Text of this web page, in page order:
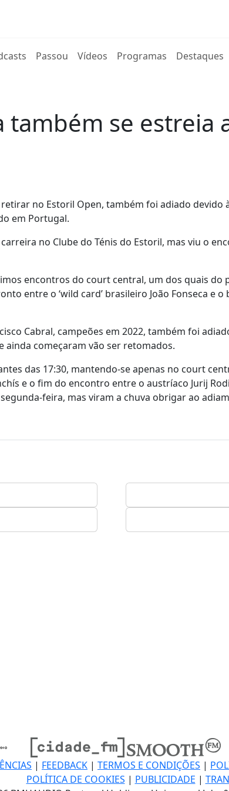
Passou Vídeos Programas Destaques
também se
no Estoril Open, também foi adiado devido
em Portugal.
no Clube do Ténis do Estoril, mas viu o
encontros do court central, um dos quais do
entre o ‘wild card’ brasileiro João Fonseca e o
Cabral, campeões em 2022, também foi
ainda começaram vão ser retomados.
das 17:30, mantendo-se apenas no court
e o fim do encontro entre o austríaco Jurij
feira, mas viram a chuva obrigar ao
| FEEDBACK | TERMOS E CONDIÇÕES |
POLÍTICA DE COOKIES | PUBLICIDADE |